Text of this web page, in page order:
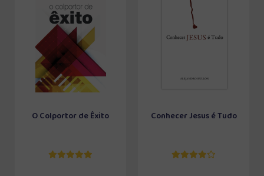
O Colportor de Êxito Conhecer Jesus é Tudo